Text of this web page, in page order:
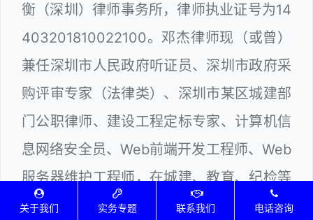
衡（深圳）律师事务所，律师执业证号为14
403201810022100。邓杰律师现（或曾）
兼任深圳市人民政府听证员、深圳市政府采
购评审专家（法律类）、深圳市某区城建部
门公职律师、建设工程定标专家、计算机信
息网络安全员、Web前端开发工程师、Web
服务器维护工程师，在城建、教育、纪检等
政府系统以及网络科技领域从业多年，十分
关于我们 实务专题 联系我们 电话咨询